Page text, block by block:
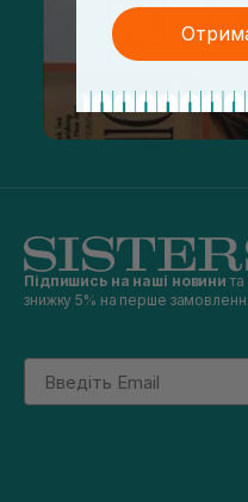
Підпишись на наші новини
знижку 5% на перше
Email